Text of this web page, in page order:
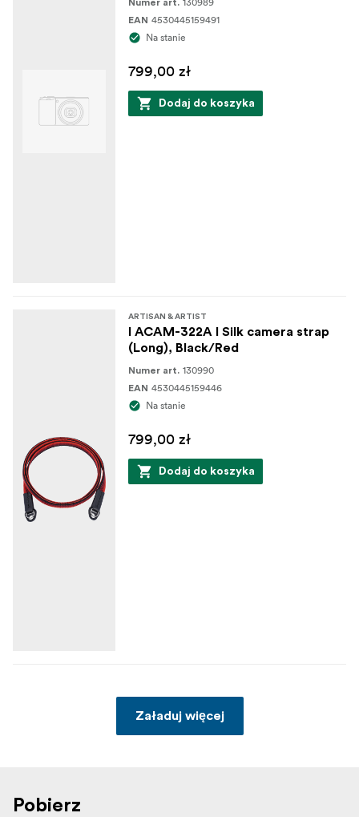
Numer art.
EAN 4530445159491
Na stanie
799,00 zł
Dodaj do koszyka
ARTISAN & ARTIST
I ACAM-322A I Silk camera strap
(Long), Black/Red
Numer art. 130990
EAN 4530445159446
Na stanie
799,00 zł
Dodaj do koszyka
Załaduj więcej
Pobierz